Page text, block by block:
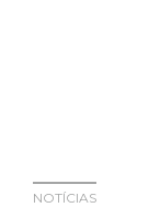
NOTÍCIAS